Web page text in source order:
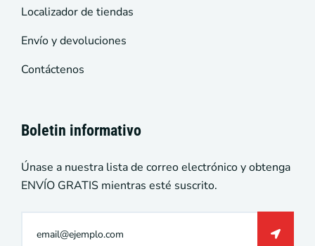
Localizador de tiendas
Envío y devoluciones
Contáctenos
Boletin informativo
Únase a nuestra lista de correo electrónico y obtenga
ENVÍO GRATIS mientras esté suscrito.